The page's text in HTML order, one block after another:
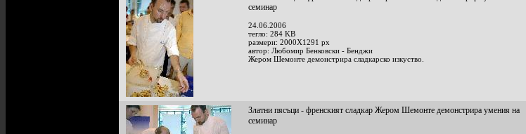
семинар
24.06.2006
тегло: 284 KB
размери: 2000X1291 px
автор: Любомир Бенковски - Бенджи
Жером Шемонте демонстрира сладкарско изкуство.
Златни пясъци - френският сладкар Жером Шемонте демонстрира умения на
семинар